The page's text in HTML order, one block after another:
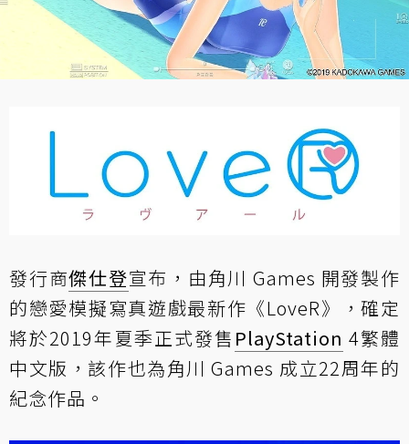
發行商傑仕登宣布，由角川 Games 開發製作
的戀愛模擬寫真遊戲最新作《LoveR》，確定
將於2019年夏季正式發售 PlayStation 4繁體
中文版，該作也為角川 Games 成立22周年的
紀念作品。